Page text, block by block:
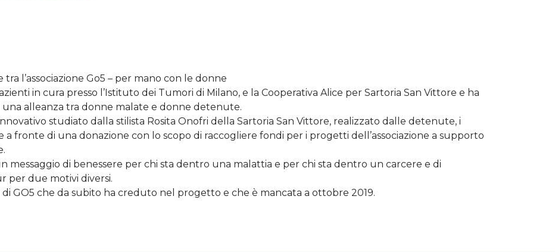
l’associazione Go5 – per mano con le donne
in cura presso l’Istituto dei Tumori di Milano, e la Cooperativa Alice per Sartoria San Vittore e ha
alleanza tra donne malate e donne detenute.
studiato dalla stilista Rosita Onofri della Sartoria San Vittore, realizzato dalle detenute, i
fronte di una donazione con lo scopo di raccogliere fondi per i progetti dell’associazione a supporto
messaggio di benessere per chi sta dentro una malattia e per chi sta dentro un carcere e di
per due motivi diversi.
GO5 che da subito ha creduto nel progetto e che è mancata a ottobre 2019.